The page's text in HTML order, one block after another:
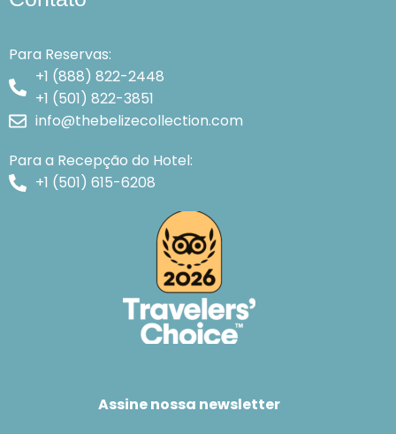
Para Reservas:
+1 (888) 822-2448
+1 (501) 822-3851
info@thebelizecollection.com
Para a Recepção do Hotel:
+1 (501) 615-6208
Assine nossa newsletter